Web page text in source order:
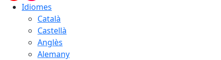
Idiomes
Català
Castellà
Anglès
Alemany